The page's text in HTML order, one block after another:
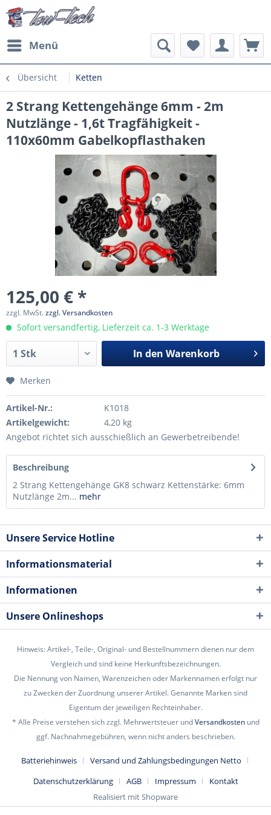
Menü
Übersicht Ketten
2 Strang Kettengehänge 6mm - 2m
Nutzlänge - 1,6t Tragfähigkeit -
110x60mm Gabelkopflasthaken
125,00 € *
zzgl. MwSt.zzgl. Versandkosten
Sofort versandfertig, Lieferzeit ca. 1-3 Werktage
In den Warenkorb
Merken
Artikel-Nr.:
K1018
Artikelgewicht:
4,20 kg
Angebot richtet sich ausschießlich an Gewerbetreibende!
Beschreibung
2 Strang Kettengehänge GK8 schwarz Kettenstärke: 6mm
Nutzlänge 2m... mehr
Unsere Service Hotline
Informationsmaterial
Informationen
Unsere Onlineshops
Hinweis: Artikel-, Teile-, Original- und Bestellnummern dienen nur dem
Vergleich und sind keine Herkunftsbezeichnungen.
Die Nennung von Namen, Warenzeichen oder Markennamen erfolgt nur
zu Zwecken der Zuordnung unserer Artikel. Genannte Marken sind
Eigentum der jeweiligen Rechteinhaber.
* Alle Preise verstehen sich zzgl. Mehrwertsteuer undVersandkostenund
ggf. Nachnahmegebühren, wenn nicht anders beschrieben.
Batteriehinweis
Versand und Zahlungsbedingungen Netto
Datenschutzerklärung
AGB Impressum
Kontakt
Realisiert mit Shopware